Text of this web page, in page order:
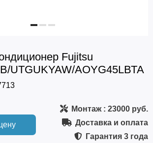
Fujitsu
UTGUKYAW/AOYG45LВТА
Монтаж: 23000 руб.
Доставка и оплата
Гарантия 3 года